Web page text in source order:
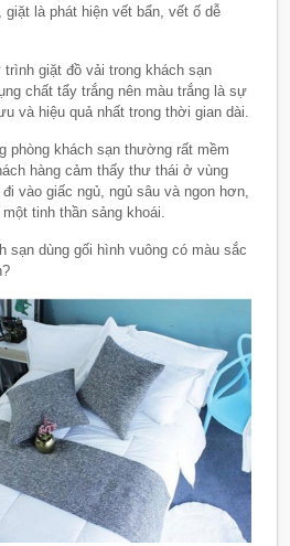
giặt là phát hiện vết bẩn, vết ố dễ
trình giặt đồ vải trong khách sạn
chất tẩy trắng nên màu trắng là sự
và hiệu quả nhất trong thời gian dài.
phòng khách sạn thường rất mềm
hàng cảm thấy thư thái ở vùng
vào giấc ngủ, ngủ sâu và ngon hơn,
tinh thần sảng khoái.
sạn dùng gối hình vuông có màu sắc